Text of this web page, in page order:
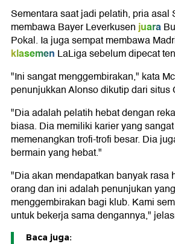
Sementara saat jadi pelatih, pria asal
membawa Bayer Leverkusenjuara
Pokal. Ia juga sempat membawa
klasemen LaLiga sebelum dipecat
"Ini sangat menggembirakan," kata
penunjukkan Alonso dikutip dari situs
"Dia adalah pelatih hebat dengan
biasa. Dia memiliki karier yang
memenangkan trofi-trofi besar. Dia
bermain yang hebat."
"Dia akan mendapatkan banyak rasa
orang dan ini adalah penunjukan
menggembirakan bagi klub. Kami
untuk bekerja sama dengannya,"
Baca juga: